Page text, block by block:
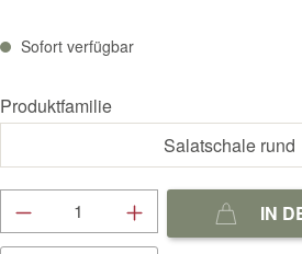
Sofort verfügbar
Produktfamilie
Produkt Anzahl: Gib denIN